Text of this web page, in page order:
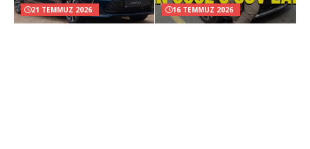
21 TEMMUZ 2026 16 TEMMUZ 2026